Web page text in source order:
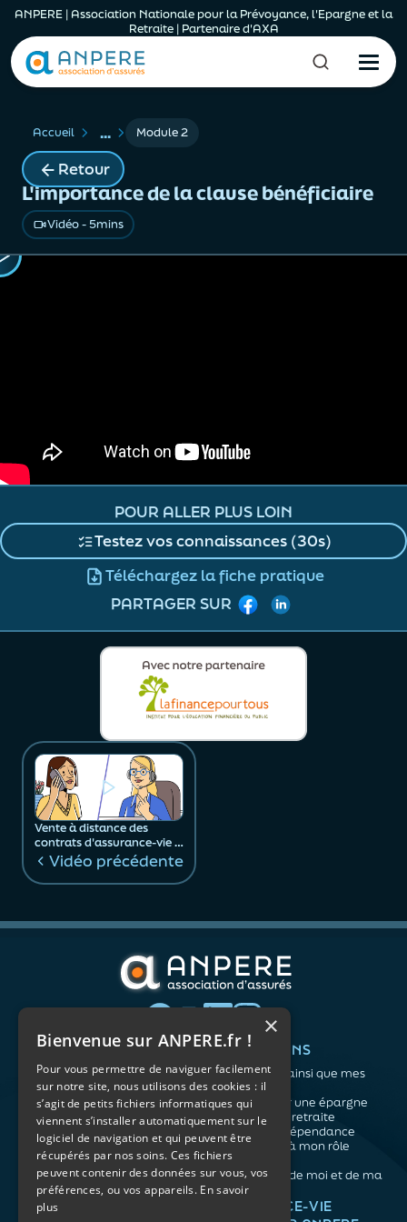
ANPERE | Association Nationale pour la Prévoyance, l'Epargne et la
Retraite | Partenaire d'AXA
Accueil ... Module 2
Retour
L'importance de la clause bénéficiaire
Vidéo - 5mins
POUR ALLER PLUS LOIN
Testez vos connaissances (30s)
Téléchargez la fiche pratique
PARTAGER SUR
Facebook
Vidéo précédente
Vente à distance des
contrats d'assurance-vie :
des assurés mieux
protégés
QUI SOMMES-NOUS ?
L'association
Notre organisation
L’équipe
Les atouts du contrat
associatif
VOS BESOINS
Me protéger ainsi que mes
proches
Me constituer une épargne
Préparer ma retraite
Anticiper la dépendance
Me préparer à mon rôle
d'aidant
Prendre soin de moi et de ma
santé
NOS ARTICLES
ASSURANCE-VIE
×
Bienvenue sur ANPERE.fr !
Pour vous permettre de naviguer facilement
sur notre site, nous utilisons des cookies : il
s’agit de petits fichiers informatiques qui
viennent s’installer automatiquement sur le
logiciel de navigation et qui peuvent être
récupérés par nos soins. Ces fichiers
peuvent contenir des données sur vous, vos
préférences, ou vos appareils. En savoir
plus